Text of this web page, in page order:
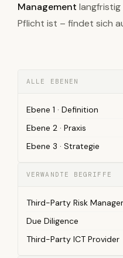
Management langfristig
Pflicht ist – findet sich
ALLE EBENEN
Ebene 1 · Definition
Ebene 2 · Praxis
Ebene 3 · Strategie
VERWANDTE BEGRIFFE
Third-Party Risk
Due Diligence
Third-Party ICT Provider